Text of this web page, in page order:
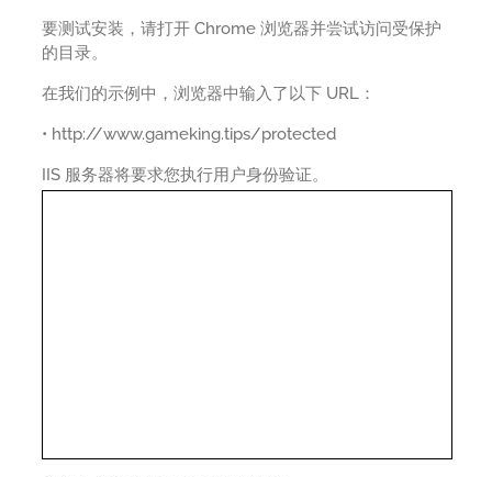
要测试安装，请打开 Chrome 浏览器并尝试访问受保护
的目录。
在我们的示例中，浏览器中输入了以下 URL：
• http://www.gameking.tips/protected
IIS 服务器将要求您执行用户身份验证。